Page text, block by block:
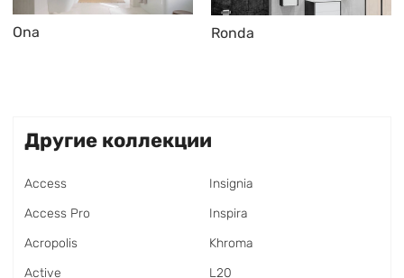
Ona Ronda
Другие коллекции
Access
Access Pro
Acropolis
Active
Insignia
Inspira
Khroma
L20